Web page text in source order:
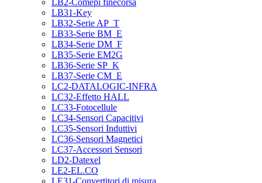
LB2-Comepi finecorsa
LB31-Key
LB32-Serie AP_T
LB33-Serie BM_E
LB34-Serie DM_F
LB35-Serie EM2G
LB36-Serie SP_K
LB37-Serie CM_E
LC2-DATALOGIC-INFRA
LC32-Effetto HALL
LC33-Fotocellule
LC34-Sensori Capacitivi
LC35-Sensori Induttivi
LC36-Sensori Magnetici
LC37-Accessori Sensori
LD2-Datexel
LE2-EL.CO
LE31-Convertitori di misura